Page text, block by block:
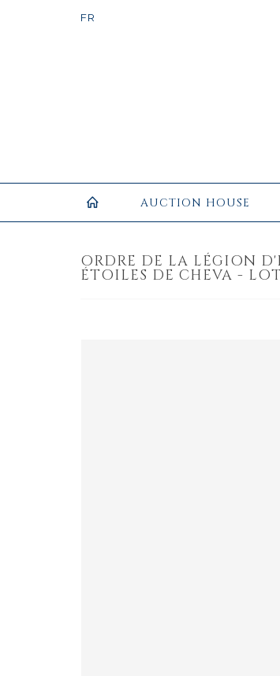
AUCTION HOUSE
ORDRE DE LA LÉGION
ÉTOILES DE CHEVA -